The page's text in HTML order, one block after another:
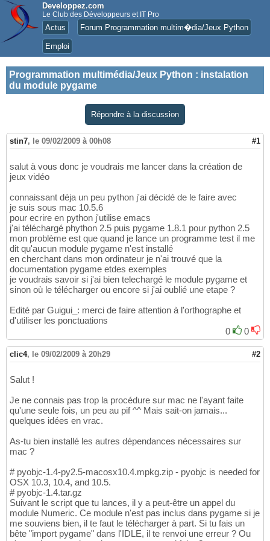
Developpez.com
Le Club des Développeurs et IT Pro
Actus Forum Programmation multim�dia/Jeux Python
Emploi
Programmation multimédia/Jeux Python : instalation
du module pygame
Répondre à la discussion
stin7, le 09/02/2009 à 00h08 #1
salut à vous donc je voudrais me lancer dans la création de
jeux vidéo
connaissant déja un peu python j'ai décidé de le faire avec
je suis sous mac 10.5.6
pour ecrire en python j'utilise emacs
j'ai téléchargé phython 2.5 puis pygame 1.8.1 pour python 2.5
mon problème est que quand je lance un programme test il me
dit qu'aucun module pygame n'est installé
en cherchant dans mon ordinateur je n'ai trouvé que la
documentation pygame etdes exemples
je voudrais savoir si j'ai bien telechargé le module pygame et
sinon où le télécharger ou encore si j'ai oublié une etape ?
Edité par Guigui_: merci de faire attention à l'orthographe et
d'utiliser les ponctuations
0
0
clic4, le 09/02/2009 à 20h29 #2
Salut !
Je ne connais pas trop la procédure sur mac ne l'ayant faite
qu'une seule fois, un peu au pif ^^ Mais sait-on jamais...
quelques idées en vrac.
As-tu bien installé les autres dépendances nécessaires sur
mac ?
# pyobjc-1.4-py2.5-macosx10.4.mpkg.zip - pyobjc is needed for
OSX 10.3, 10.4, and 10.5.
# pyobjc-1.4.tar.gz
Suivant le script que tu lances, il y a peut-être un appel du
module Numeric. Ce module n'est pas inclus dans pygame si je
me souviens bien, il te faut le télécharger à part. Si tu fais un
bête "import pygame" dans l'IDLE, il te renvoi une erreur ? Ou